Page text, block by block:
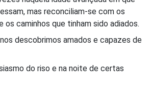
mas reconciliam-se com os
os caminhos que tinham sido adiados.
descobrimos amados e capazes de
do riso e na noite de certas